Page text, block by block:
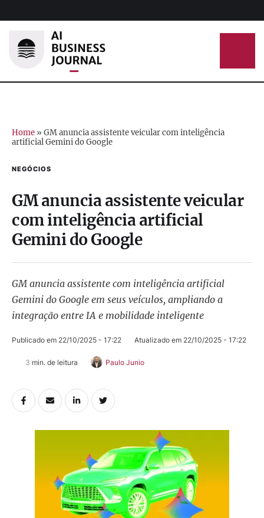
Home » GM anuncia assistente veicular com inteligência
artificial Gemini do Google
NEGÓCIOS
GM anuncia assistente veicular
com inteligência artificial
Gemini do Google
GM anuncia assistente com inteligência artificial
Gemini do Google em seus veículos, ampliando a
integração entre IA e mobilidade inteligente
Publicado em 22/10/2025 - 17:22 Atualizado em 22/10/2025 - 17:22
3 min. de leitura Paulo Junio